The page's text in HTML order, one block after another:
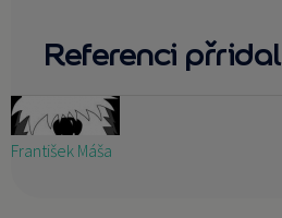
Referenci přridal
František Máša